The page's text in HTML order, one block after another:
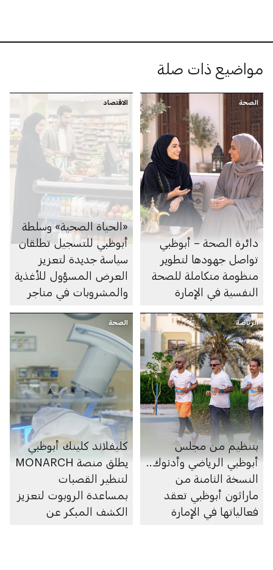
مواضيع ذات صلة
الصحة
دائرة الصحة – أبوظبي
تواصل جهودها لتطوير
منظومة متكاملة للصحة
النفسية في الإمارة
الاقتصاد
«الحياة الصحية» وسلطة
أبوظبي للتسجيل تطلقان
سياسة جديدة لتعزيز
العرض المسؤول للأغذية
والمشروبات في متاجر
الإلكترونية
الرياضة
بتنظيم من مجلس
أبوظبي الرياضي وأدنوك..
النسخة الثامنة من
ماراثون أبوظبي تعقد
فعالياتها في الإمارة
الصحة
كليفلاند كلينك أبوظبي
يطلق منصة MONARCH
لتنظير القصبات
بمساعدة الروبوت لتعزيز
الكشف المبكر عن